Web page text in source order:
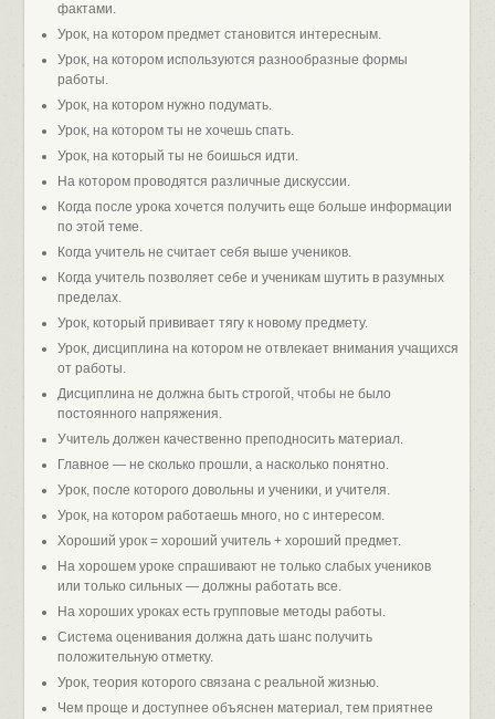
фактами.
Урок, на котором предмет становится интересным.
Урок, на котором используются разнообразные формы
работы.
Урок, на котором нужно подумать.
Урок, на котором ты не хочешь спать.
Урок, на который ты не боишься идти.
На котором проводятся различные дискуссии.
Когда после урока хочется получить еще больше информации
по этой теме.
Когда учитель не считает себя выше учеников.
Когда учитель позволяет себе и ученикам шутить в разумных
пределах.
Урок, который прививает тягу к новому предмету.
Урок, дисциплина на котором не отвлекает внимания учащихся
от работы.
Дисциплина не должна быть строгой, чтобы не было
постоянного напряжения.
Учитель должен качественно преподносить материал.
Главное — не сколько прошли, а насколько понятно.
Урок, после которого довольны и ученики, и учителя.
Урок, на котором работаешь много, но с интересом.
Хороший урок = хороший учитель + хороший предмет.
На хорошем уроке спрашивают не только слабых учеников
или только сильных — должны работать все.
На хороших уроках есть групповые методы работы.
Система оценивания должна дать шанс получить
положительную отметку.
Урок, теория которого связана с реальной жизнью.
Чем проще и доступнее объяснен материал, тем приятнее